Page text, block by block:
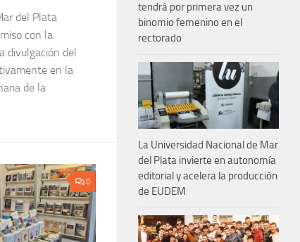
del Plata
con la
divulgación del
en la
de la
0
tendrá por primera vez un
binomio femenino en el
rectorado
La Universidad Nacional de Mar
del Plata invierte en autonomía
editorial y acelera la producción
de EUDEM